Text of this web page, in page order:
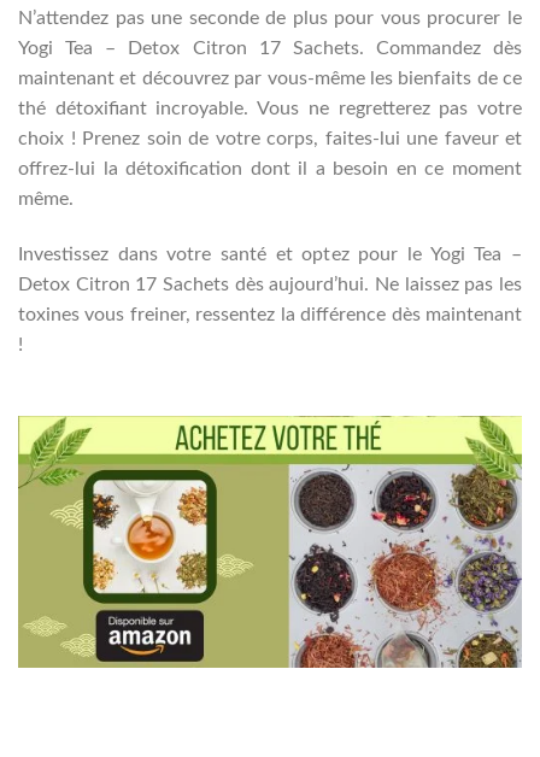
N’attendez pas une seconde de plus pour vous procurer le
Yogi Tea – Detox Citron 17 Sachets. Commandez dès
maintenant et découvrez par vous-même les bienfaits de ce
thé détoxifiant incroyable. Vous ne regretterez pas votre
choix ! Prenez soin de votre corps, faites-lui une faveur et
offrez-lui la détoxification dont il a besoin en ce moment
même.
Investissez dans votre santé et optez pour le Yogi Tea –
Detox Citron 17 Sachets dès aujourd’hui. Ne laissez pas les
toxines vous freiner, ressentez la différence dès maintenant
!